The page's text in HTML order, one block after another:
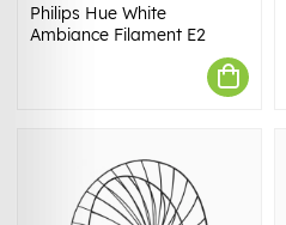
Philips Hue White
Ambiance Filament E2